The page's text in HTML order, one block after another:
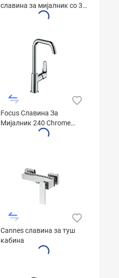
славина за мијалник со 3
цевки 31180000
Focus Славина За
Мијалник 240 Chrome
Cannes славина за туш
кабина